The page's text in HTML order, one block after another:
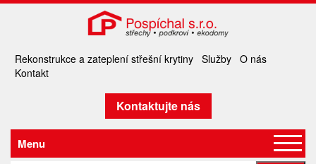
Rekonstrukce a zateplení střešní krytiny Služby O nás
Kontakt
Kontaktujte nás
Menu